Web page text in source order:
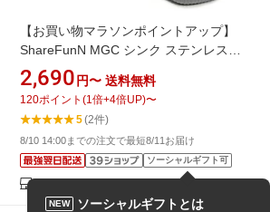
【お買い物マラソンポイントアップ】
ShareFunN MGC シンク ステンレスシ
ンク シンク排水管セット ガーデンシ
ンク キッチンカー キャンピングカー
ミニシンク sink 水切り ゴミ受け 流し
台 ステンレス製 DIY セカンドシンク
アウトドア キャンプ ガレージ 小型
2,690 円〜 送料無料
120ポイント (1倍+4倍UP)〜
5(2件)
8/10 14:00までの注文で最短8/11お届け
ソーシャルギフト可
NEW ソーシャルギフトとは